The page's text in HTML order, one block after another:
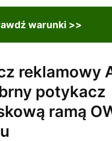
warunki >>
reklamowy
potykacz
ramą